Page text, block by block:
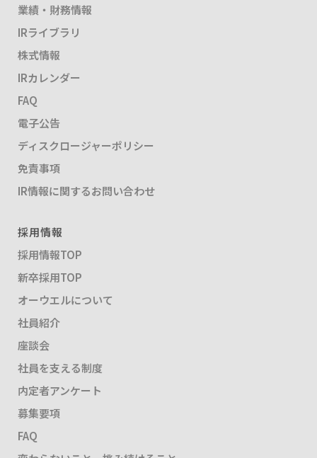
業績・財務情報
IRライブラリ
株式情報
IRカレンダー
FAQ
電子公告
ディスクロージャーポリシー
免責事項
IR情報に関するお問い合わせ
採用情報
採用情報TOP
新卒採用TOP
オーウエルについて
社員紹介
座談会
社員を支える制度
内定者アンケート
募集要項
FAQ